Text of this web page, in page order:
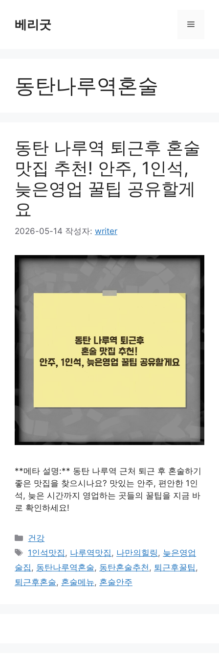
베리굿 메
동탄나루역혼술
동탄 나루역 퇴근후 혼술
맛집 추천! 안주, 1인석,
늦은영업 꿀팁 공유할게
요
2026-05-14 작성자: writer
**메타 설명:** 동탄 나루역 근처 퇴근 후 혼술하기
좋은 맛집을 찾으시나요? 맛있는 안주, 편안한 1인
석, 늦은 시간까지 영업하는 곳들의 꿀팁을 지금 바
로 확인하세요!
카
테
리
건강
태
그
1인석맛집 , 나루역맛집 , 나만의힐링 , 늦은영업
술집 , 동탄나루역혼술, 동탄혼술추천 , 퇴근후꿀팁 ,
퇴근후혼술, 혼술메뉴, 혼술안주